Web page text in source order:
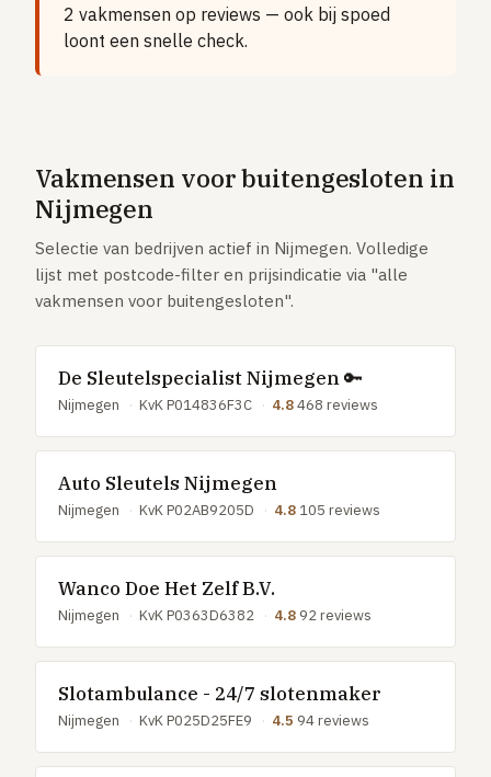
Thermostaat installeren
ELEKTRA
Groepenkast vervangen
Elektra uitbreiden
Volledig overzicht — alle 23 klussen & prijsranges →
Tools
GRATIS TOOLS
Besparingscalculator
Subsidie-checker
Over ons
Meldpunt
Inloggen
2 vakmensen op reviews — ook bij spoed
loont een snelle check.
Vakmensen voor buitengesloten in
Nijmegen
Selectie van bedrijven actief in Nijmegen. Volledige
lijst met postcode-filter en prijsindicatie via "alle
vakmensen voor buitengesloten".
De Sleutelspecialist Nijmegen 🔑
Nijmegen · KvK P014836F3C · 4.8468 reviews
Auto Sleutels Nijmegen
Nijmegen · KvK P02AB9205D · 4.8 105 reviews
Wanco Doe Het Zelf B.V.
Nijmegen · KvK P0363D6382 · 4.8 92 reviews
Slotambulance - 24/7 slotenmaker
Nijmegen · KvK P025D25FE9 · 4.5 94 reviews